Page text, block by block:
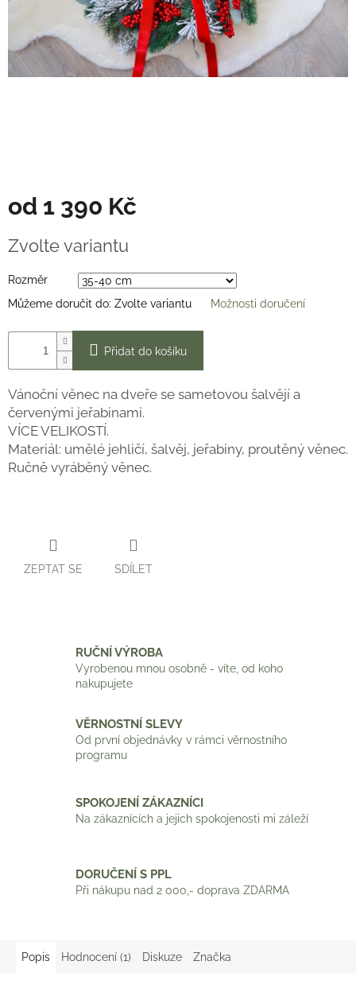
Hodnocení
(FAQ)
mně
Přihlášení
od 1 390 Kč
cena:
Zvolte variantu
Rozměr
Můžeme doručit do: Zvolte variantu Možnosti doručení
Přidat do košíku
Vánoční věnec na dveře se sametovou šalvějí a
červenými jeřabinami.
VÍCE VELIKOSTÍ.
Materiál: umělé jehličí, šalvěj, jeřabiny, proutěný věnec.
Ručně vyráběný věnec.
ZEPTAT SE SDÍLET
RUČNÍ VÝROBA
Vyrobenou mnou osobně - víte, od koho
nakupujete
VĚRNOSTNÍ SLEVY
Od první objednávky v rámci věrnostního
programu
SPOKOJENÍ ZÁKAZNÍCI
Na zákaznících a jejich spokojenosti mi záleží
DORUČENÍ S PPL
Při nákupu nad 2 000,- doprava ZDARMA
Popis Hodnocení (1) Diskuze Značka